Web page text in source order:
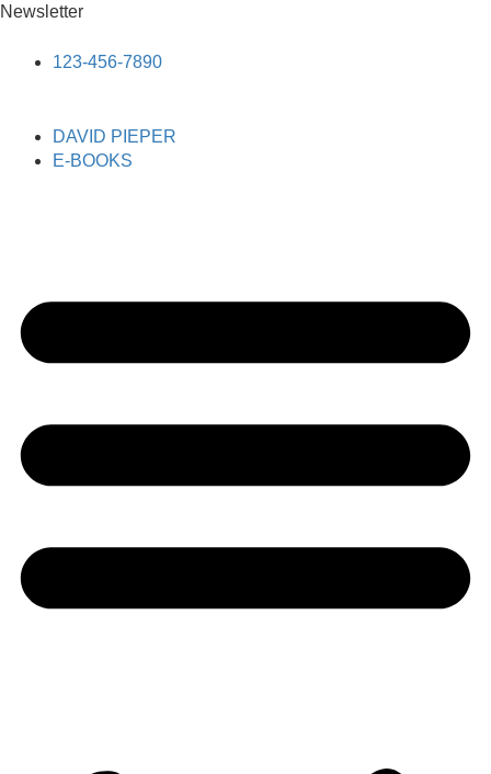
Newsletter
123-456-7890
DAVID PIEPER
E-BOOKS